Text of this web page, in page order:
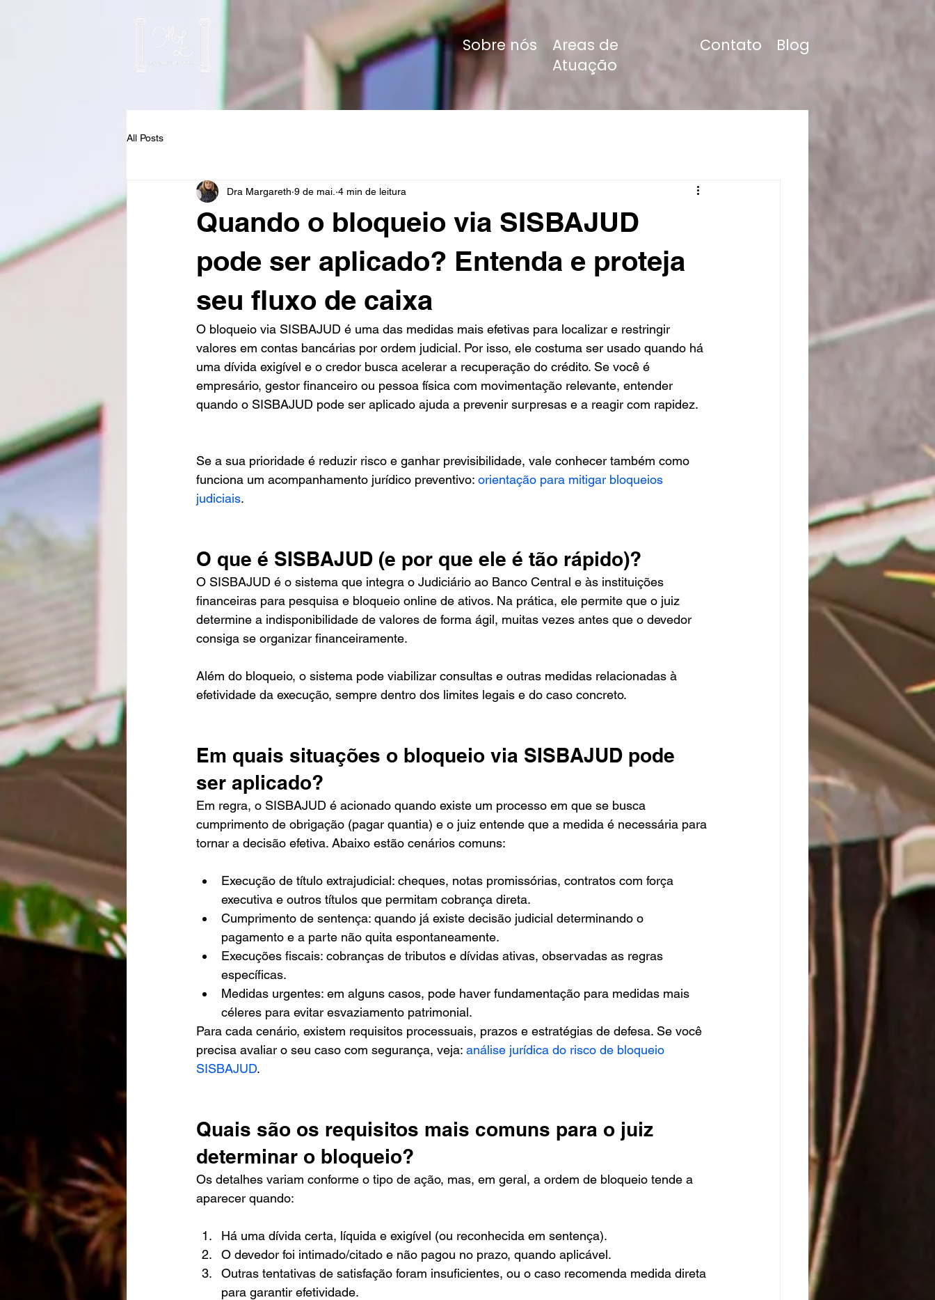
Sobre nós
Areas de
Atuação
Contato Blog
All Posts
Quando o bloqueio via SISBAJUD
pode ser aplicado? Entenda e proteja
seu fluxo de caixa
Dra Margareth 9 de mai. 4 min de leitura
O bloqueio via SISBAJUD é uma das medidas mais efetivas para localizar e restringir
valores em contas bancárias por ordem judicial. Por isso, ele costuma ser usado quando há
uma dívida exigível e o credor busca acelerar a recuperação do crédito. Se você é
empresário, gestor financeiro ou pessoa física com movimentação relevante, entender
quando o SISBAJUD pode ser aplicado ajuda a prevenir surpresas e a reagir com rapidez.
Se a sua prioridade é reduzir risco e ganhar previsibilidade, vale conhecer também como
funciona um acompanhamento jurídico preventivo: orientação para mitigar bloqueios
judiciais.
O que é SISBAJUD (e por que ele é tão rápido)?
O SISBAJUD é o sistema que integra o Judiciário ao Banco Central e às instituições
financeiras para pesquisa e bloqueio online de ativos. Na prática, ele permite que o juiz
determine a indisponibilidade de valores de forma ágil, muitas vezes antes que o devedor
consiga se organizar financeiramente.
Além do bloqueio, o sistema pode viabilizar consultas e outras medidas relacionadas à
efetividade da execução, sempre dentro dos limites legais e do caso concreto.
Em quais situações o bloqueio via SISBAJUD pode
ser aplicado?
Em regra, o SISBAJUD é acionado quando existe um processo em que se busca
cumprimento de obrigação (pagar quantia) e o juiz entende que a medida é necessária para
tornar a decisão efetiva. Abaixo estão cenários comuns:
Execução de título extrajudicial: cheques, notas promissórias, contratos com força
executiva e outros títulos que permitam cobrança direta.
Cumprimento de sentença: quando já existe decisão judicial determinando o
pagamento e a parte não quita espontaneamente.
Execuções fiscais: cobranças de tributos e dívidas ativas, observadas as regras
específicas.
Medidas urgentes: em alguns casos, pode haver fundamentação para medidas mais
céleres para evitar esvaziamento patrimonial.
Para cada cenário, existem requisitos processuais, prazos e estratégias de defesa. Se você
precisa avaliar o seu caso com segurança, veja: análise jurídica do risco de bloqueio
SISBAJUD.
Quais são os requisitos mais comuns para o juiz
determinar o bloqueio?
Os detalhes variam conforme o tipo de ação, mas, em geral, a ordem de bloqueio tende a
aparecer quando:
Há uma dívida certa, líquida e exigível (ou reconhecida em sentença).
O devedor foi intimado/citado e não pagou no prazo, quando aplicável.
Outras tentativas de satisfação foram insuficientes, ou o caso recomenda medida direta
para garantir efetividade.